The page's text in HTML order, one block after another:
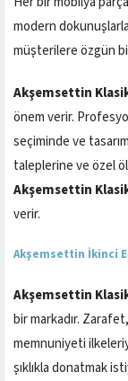
modern
müşterilere özgün
Akşemsettin
önem verir.
seçiminde ve
taleplerine ve özel
Akşemsettin
verir.
Akşemsettin İkinci
Akşemsettin
bir markadır.
memnuniyeti
şıklıkla donatmak